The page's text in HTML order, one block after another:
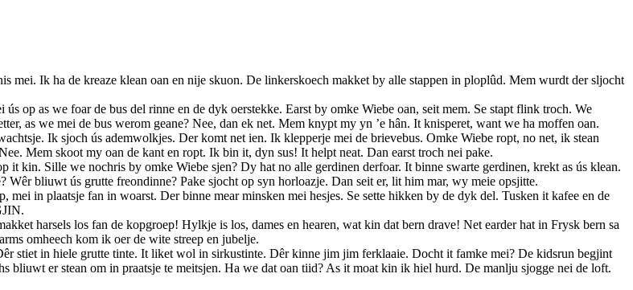
mei. Ik ha de kreaze klean oan en nije skuon. De linkerskoech makket by alle stappen in ploplûd. Mem wurdt der sljocht
op as we foar de bus del rinne en de dyk oerstekke. Earst by omke Wiebe oan, seit mem. Se stapt flink troch. We
as we mei de bus werom geane? Nee, dan ek net. Mem knypt my yn ’e hân. It knisperet, want we ha moffen oan.
Ik sjoch ús ademwolkjes. Der komt net ien. Ik klepperje mei de brievebus. Omke Wiebe ropt, no net, ik stean
Mem skoot my oan de kant en ropt. Ik bin it, dyn sus! It helpt neat. Dan earst troch nei pake.
kin. Sille we nochris by omke Wiebe sjen? Dy hat no alle gerdinen derfoar. It binne swarte gerdinen, krekt as ús klean.
bliuwt ús grutte freondinne? Pake sjocht op syn horloazje. Dan seit er, lit him mar, wy meie opsjitte.
in plaatsje fan in woarst. Der binne mear minsken mei hesjes. Se sette hikken by de dyk del. Tusken it kafee en de
harsels los fan de kopgroep! Hylkje is los, dames en hearen, wat kin dat bern drave! Net earder hat in Frysk bern sa
omheech kom ik oer de wite streep en jubelje.
stiet in hiele grutte tinte. It liket wol in sirkustinte. Dêr kinne jim jim ferklaaie. Docht it famke mei? De kidsrun begjint
bliuwt er stean om in praatsje te meitsjen. Ha we dat oan tiid? As it moat kin ik hiel hurd. De manlju sjogge nei de loft.